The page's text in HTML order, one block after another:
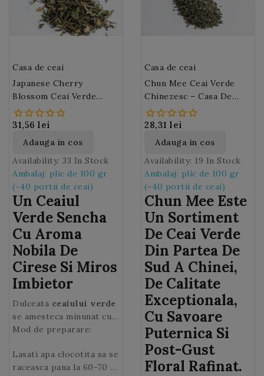
prospetime.
Casa de ceai
Japanese Cherry
Blossom Ceai Verde
Japonez Sencha – Casa
De Ceai M46
31,56 lei
Adauga in cos
Availability: 33 In Stock
Ambalaj: plic de 100 gr
(~40 portii de ceai)
Un Ceaiul
Verde Sencha
Cu Aroma
Nobila De
Cirese Si Miros
Imbietor
Dulceata ceaiului verde
se amesteca minunat cu
parfumul petalelor de
pentru a da nastere unui
ceai exceptional cu note
Mod de preparare:
Lasati apa clocotita sa se
raceasca pana la 60-70 °
Casa de ceai
Chun Mee Ceai Verde
Chinezesc – Casa De
Ceai M42
28,31 lei
Adauga in cos
Availability: 19 In Stock
Ambalaj: plic de 100 gr
(~40 portii de ceai)
Chun Mee Este
Un Sortiment
De Ceai Verde
Din Partea De
Sud A Chinei,
De Calitate
Exceptionala,
Cu Savoare
Puternica Si
Post-Gust
Floral Rafinat.